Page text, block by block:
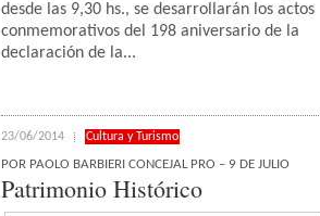
desde las 9,30 hs., se desarrollarán los actos
conmemorativos del 198 aniversario de la
declaración de la...
23/06/2014 Cultura y Turismo
POR PAOLO BARBIERI CONCEJAL PRO – 9 DE JULIO
Patrimonio Histórico